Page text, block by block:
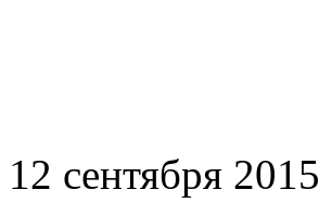
12 сентября 2015